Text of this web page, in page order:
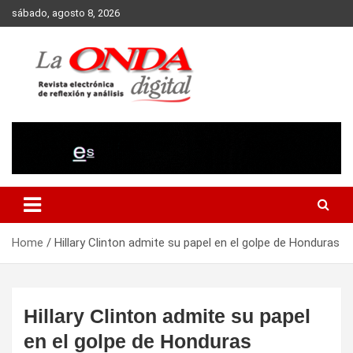
Skip
to
sábado, agosto 8, 2026
Home Hillary Clinton admite su papel en el golpe de Honduras
Hillary Clinton admite su papel
en el golpe de Honduras